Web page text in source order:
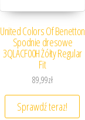
United Colors Of Benetton
Spodnie dresowe
3QLACF00H Żółty Regular
Fit
89,99zł
Sprawdź teraz!